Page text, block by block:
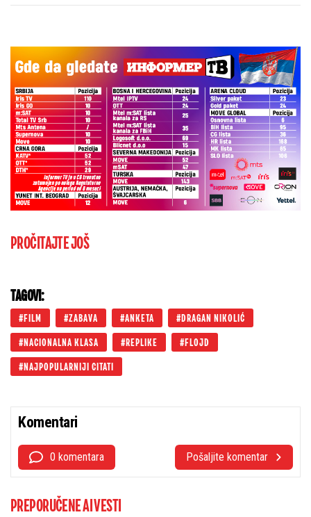
PROČITAJTE JOŠ
TAGOVI:
FILM ZABAVA ANKETA DRAGAN NIKOLIĆ
NACIONALNA KLASA REPLIKE FLOJD
NAJPOPULARNIJI CITATI
Komentari
0 komentara Pošaljite komentar
PREPORUČENE AI VESTI